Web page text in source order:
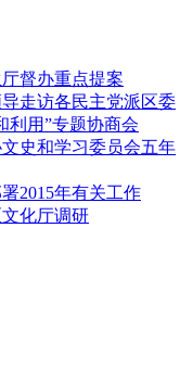
督办重点提案
走访各民主党派区委
利用”专题协商会
史和学习委员会五年
2015年有关工作
化厅调研